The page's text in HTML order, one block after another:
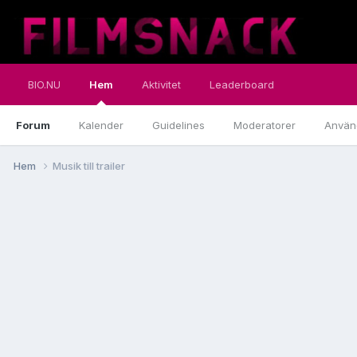
BIO.NU Hem
Forum Kalender Guidelines Moderatorer
Aktivitet Leaderboard
Hem Musik till trailer